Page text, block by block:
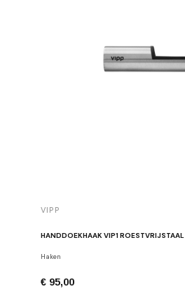
VIPP
HANDDOEKHAAK VIP1 ROESTVRIJSTAAL
Haken
€ 95,00